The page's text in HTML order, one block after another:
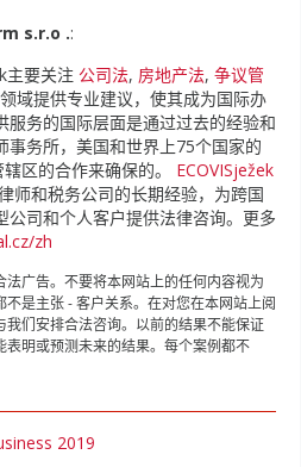
s.r.o .:
主要关注 公司法, 房地产法, 争议管
域提供专业建议，使其成为国际办
服务的国际层面是通过过去的经验和
事务所，美国和世界上75个国家的
区的合作来确保的。 ECOVISježek
师和税务公司的长期经验，为跨国
公司和个人客户提供法律咨询。更多
zh
广告。不要将本网站上的任何内容视为
是主张 - 客户关系。在对您在本网站上阅
们安排合法咨询。以前的结果不能保证
明或预测未来的结果。每个案例都不